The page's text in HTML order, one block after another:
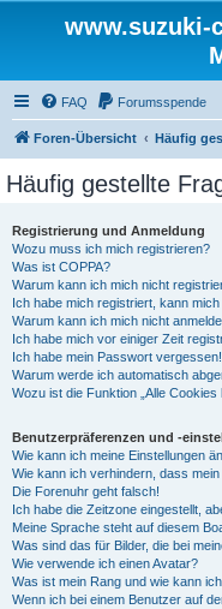
www.suzuki-
FAQ Forumsspende
Foren-Übersicht Häufig
Häufig gestellte
Registrierung und Anmeldung
Wozu muss ich mich registrieren?
Was ist COPPA?
Warum kann ich mich nicht
Ich habe mich registriert, kann
Warum kann ich mich nicht
Ich habe mich vor einiger Zeit
Ich habe mein Passwort vergessen!
Warum werde ich automatisch
Wozu ist die Funktion „Alle Cookies
Benutzerpräferenzen und -
Wie kann ich meine Einstellungen
Wie kann ich verhindern, dass
Die Forenuhr geht falsch!
Ich habe die Zeitzone eingestellt,
Meine Sprache steht auf diesem
Was sind das für Bilder, die bei
Wie verwende ich einen Avatar?
Was ist mein Rang und wie kann
Wenn ich bei einem Benutzer auf